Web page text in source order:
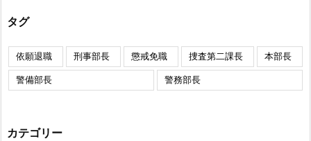
タグ
依願退職 刑事部長 懲戒免職 捜査第二課長
本部長
警備部長
警務部長
カテゴリー